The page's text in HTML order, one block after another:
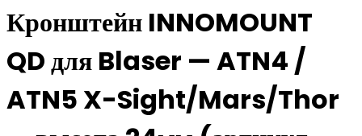
Кронштейн INNOMOUNT
QD для Blaser — ATN4 /
ATN5 X-Sight/Mars/Thor